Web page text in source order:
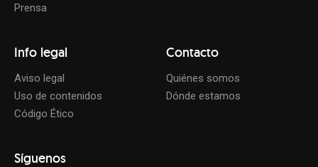
Prensa
Info legal
Aviso legal
Uso de contenidos
Código Ético
Contacto
Quiénes somos
Dónde estamos
Síguenos